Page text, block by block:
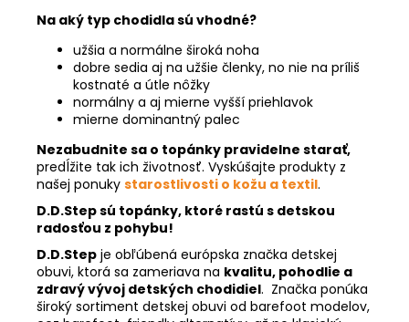
Na aký typ chodidla sú vhodné?
užšia a normálne široká noha
dobre sedia aj na užšie členky, no nie na príliš
kostnaté a útle nôžky
normálny a aj mierne vyšší priehlavok
mierne dominantný palec
Nezabudnite sa o topánky pravidelne starať,
predĺžite tak ich životnosť. Vyskúšajte produkty z
našej ponuky starostlivosti o kožu a textil.
D.D.Step sú topánky, ktoré rastú s detskou
radosťou z pohybu!
D.D.Step je obľúbená európska značka detskej
obuvi, ktorá sa zameriava na kvalitu, pohodlie a
zdravý vývoj detských chodidiel. Značka ponúka
široký sortiment detskej obuvi od barefoot modelov,